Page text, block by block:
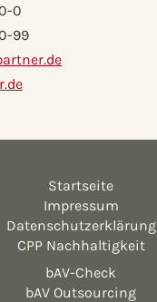
0
99
Startseite
Impressum
Datenschutzerklärung
CPP Nachhaltigkeit
bAV-Check
bAV Outsourcing